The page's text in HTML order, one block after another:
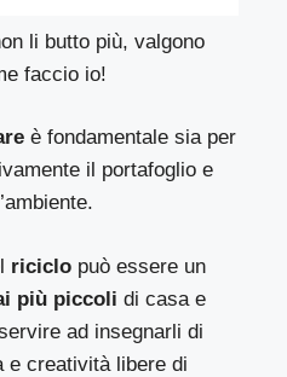
li butto più, valgono
faccio io!
è fondamentale sia per
il portafoglio e
riciclo può essere un
più piccoli di casa e
ad insegnarli di
e creatività libere di